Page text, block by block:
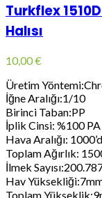
Turkflex
Halısı
10,00€
Üretim
İğne Aralığı:1/10
Birinci Taban:PP
İplik Cinsi: %100 PA
Hava Aralığı:
Toplam Ağırlık:
İlmek
Hav
Toplam